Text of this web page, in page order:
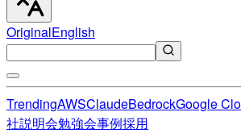
OriginalEnglish
TrendingAWSClaudeBedrockGoogle
社説明会勉強会事例採用